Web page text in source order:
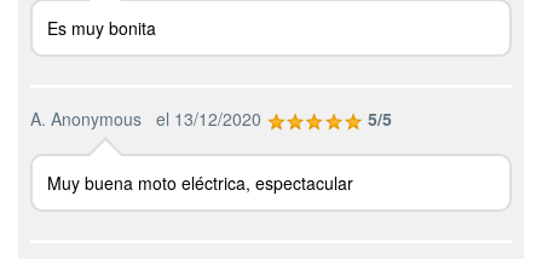
Es muy bonita
A. Anonymous el 13/12/2020 5/5
Muy buena moto eléctrica, espectacular